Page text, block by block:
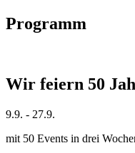
Programm
Wir feiern 50
9.9. - 27.9.
mit 50 Events in drei